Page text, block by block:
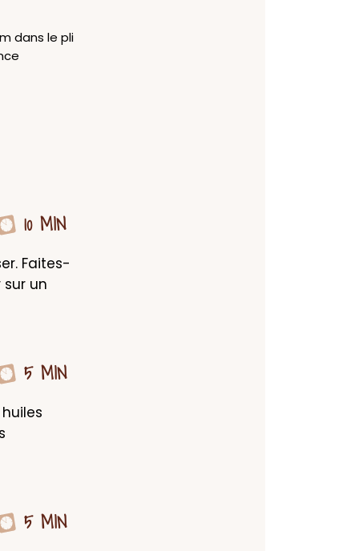
dans le pli
10 MIN
Faites-
un
5 MIN
5 MIN